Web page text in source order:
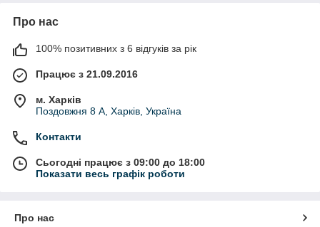
Про нас
100% позитивних з 6 відгуків за рік
Працює з 21.09.2016
м. Харків
Поздовжня 8 А, Харків, Україна
Контакти
Сьогодні працює з 09:00 до 18:00
Показати весь графік роботи
Про нас